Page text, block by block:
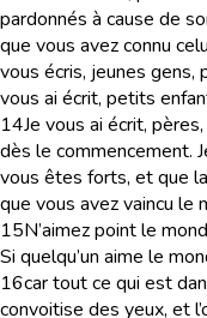
pardonnés à cause de
que vous avez connu
vous écris, jeunes gens,
vous ai écrit, petits
14Je vous ai écrit,
dès le commencement.
vous êtes forts, et que
que vous avez vaincu le
15N’aimez point le
Si quelqu’un aime le
16car tout ce qui est
convoitise des yeux, et